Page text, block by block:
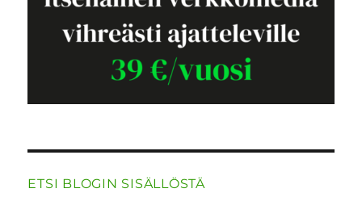
ETSI BLOGIN SISÄLLÖSTÄ